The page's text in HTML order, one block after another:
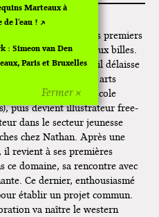
le dessin et fait ses premiers
où d’autres jouent aux billes.
et plus tard, Muñoz, il délaisse
se consacrer aux arts
à l’ESAG de Paris (École
puis devient illustrateur free-
dans le secteur jeunesse
chez Nathan. Après une
il revient à ses premières
ce domaine, sa rencontre avec
Ce dernier, enthousiasmé
établir un projet commun.
va naître le western
Fermer ×
Marteaux à
de l'eau !
: Simeon van Den
Paris et Bruxelles
2024
noël à Pola
Fungirl à
!
"Ras le bol" de